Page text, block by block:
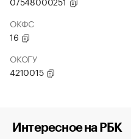
ОКФС
16
ОКОГУ
4210015
Интересное на РБК